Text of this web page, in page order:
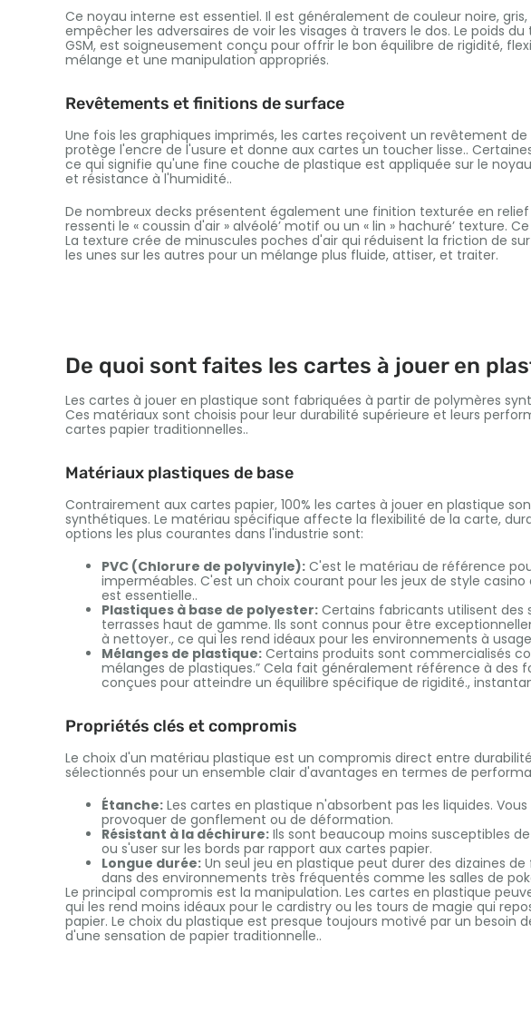
Ce noyau interne est essentiel. Il est généralement de couleur noire,
empêcher les adversaires de voir les visages à travers le dos. Le poids
GSM, est soigneusement conçu pour offrir le bon équilibre de rigidité,
mélange et une manipulation appropriés.
Revêtements et finitions de surface
Une fois les graphiques imprimés, les cartes reçoivent un revêtement
protège l'encre de l'usure et donne aux cartes un toucher lisse..
ce qui signifie qu'une fine couche de plastique est appliquée sur le
et résistance à l'humidité..
De nombreux decks présentent également une finition texturée en
ressenti le « coussin d'air » alvéolé’ motif ou un « lin » hachuré’ texture.
La texture crée de minuscules poches d'air qui réduisent la friction de
les unes sur les autres pour un mélange plus fluide, attiser, et traiter.
De quoi sont faites les cartes à jouer en
Les cartes à jouer en plastique sont fabriquées à partir de polymères
Ces matériaux sont choisis pour leur durabilité supérieure et leurs
cartes papier traditionnelles..
Matériaux plastiques de base
Contrairement aux cartes papier, 100% les cartes à jouer en plastique
synthétiques. Le matériau spécifique affecte la flexibilité de la carte,
options les plus courantes dans l'industrie sont:
PVC (Chlorure de polyvinyle): C'est le matériau de référence
imperméables. C'est un choix courant pour les jeux de style
est essentielle..
Plastiques à base de polyester: Certains fabricants utilisent des
terrasses haut de gamme. Ils sont connus pour être
à nettoyer., ce qui les rend idéaux pour les environnements à
Mélanges de plastique: Certains produits sont commercialisés
mélanges de plastiques.” Cela fait généralement référence à des
conçues pour atteindre un équilibre spécifique de rigidité.,
Propriétés clés et compromis
Le choix d'un matériau plastique est un compromis direct entre
sélectionnés pour un ensemble clair d'avantages en termes de
Étanche: Les cartes en plastique n'absorbent pas les liquides.
provoquer de gonflement ou de déformation.
Résistant à la déchirure: Ils sont beaucoup moins susceptibles
ou s'user sur les bords par rapport aux cartes papier.
Longue durée: Un seul jeu en plastique peut durer des dizaines
dans des environnements très fréquentés comme les salles de
Le principal compromis est la manipulation. Les cartes en plastique
qui les rend moins idéaux pour le cardistry ou les tours de magie qui
papier. Le choix du plastique est presque toujours motivé par un besoin
d'une sensation de papier traditionnelle..